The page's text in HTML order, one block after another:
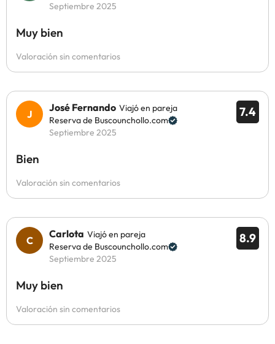
Septiembre 2025
Muy bien
Valoración sin comentarios
7.4
José Fernando Viajó en pareja
Reserva de Buscounchollo.com
Septiembre 2025
Bien
Valoración sin comentarios
8.9
Carlota Viajó en pareja
Reserva de Buscounchollo.com
Septiembre 2025
Muy bien
Valoración sin comentarios